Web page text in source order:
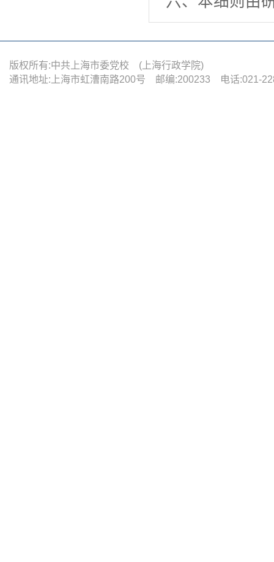
版权所有:中共上海市委党校 (上海行政学院)
通讯地址:上海市虹漕南路200号 邮编:200233 电话:021-